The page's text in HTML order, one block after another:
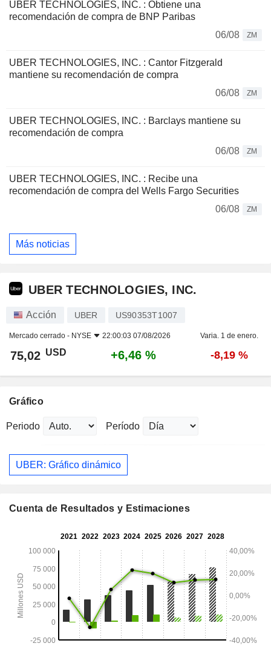
UBER TECHNOLOGIES, INC. : Obtiene una
recomendación de compra de BNP Paribas
06/08
ZM
UBER TECHNOLOGIES, INC. : Cantor Fitzgerald
mantiene su recomendación de compra
06/08
ZM
UBER TECHNOLOGIES, INC. : Barclays mantiene su
recomendación de compra
06/08
ZM
UBER TECHNOLOGIES, INC. : Recibe una
recomendación de compra del Wells Fargo Securities
06/08
ZM
Más noticias
UBER TECHNOLOGIES, INC.
Acción UBER US90353T1007
Mercado cerrado - NYSE 22:00:03 07/08/2026 Varia. 1 de enero.
75,02 USD +6,46 % -8,19 %
Gráfico
Periodo Período
UBER: Gráfico dinámico
Cuenta de Resultados y Estimaciones